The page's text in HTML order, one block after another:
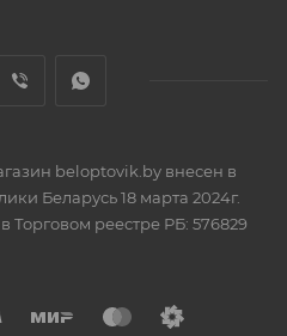
beloptovik.by внесен в
Беларусь 18 марта 2024г.
реестре РБ: 576829